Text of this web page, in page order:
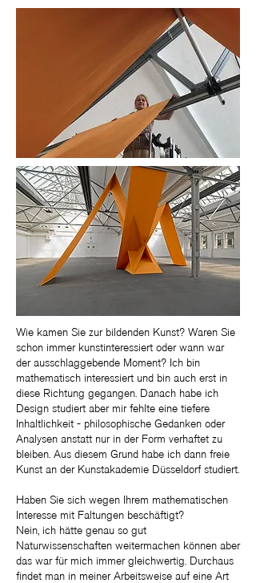
Wie kamen Sie zur bildenden Kunst? Waren Sie
schon immer kunstinteressiert oder wann war
der ausschlaggebende Moment? Ich bin
mathematisch interessiert und bin auch erst in
diese Richtung gegangen. Danach habe ich
Design studiert aber mir fehlte eine tiefere
Inhaltlichkeit - philosophische Gedanken oder
Analysen anstatt nur in der Form verhaftet zu
bleiben. Aus diesem Grund habe ich dann freie
Kunst an der Kunstakademie Düsseldorf studiert.
Haben Sie sich wegen Ihrem mathematischen
Interesse mit Faltungen beschäftigt?
Nein, ich hätte genau so gut
Naturwissenschaften weitermachen können aber
das war für mich immer gleichwertig. Durchaus
findet man in meiner Arbeitsweise auf eine Art